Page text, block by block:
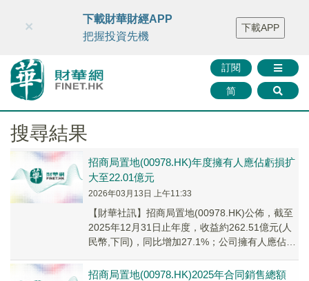
財華智庫網 FINTV FINMETA 財華證券 媒體矩陣
智庫沙龍
聯絡我們
訂閱
简
×
下載財華財經APP
把握投資先機
下載APP
搜尋結果
招商局置地(00978.HK)年度擁有人應佔虧損扩
大至22.01億元
2026年03月13日 上午11:33
​【財華社訊】招商局置地(00978.HK)公佈，截至
2025年12月31日止年度，收益約262.51億元(人
民幣,下同)，同比增加27.1%；公司擁有人應佔虧
招商局置地(00978.HK)2025年​合同銷售總額